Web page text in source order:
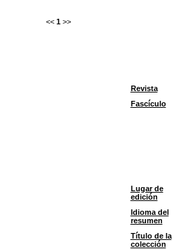
<< 1 >>
Revista
Fascículo
Lugar de
edición
Idioma del
resumen
Título de la
colección